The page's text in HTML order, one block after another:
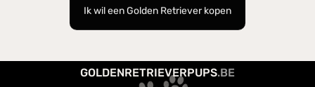
Ik wil een Golden Retriever kopen
GOLDENRETRIEVERPUPS.BE